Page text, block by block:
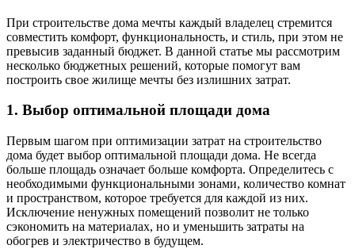
При строительстве дома мечты каждый владелец стремится
совместить комфорт, функциональность, и стиль, при этом не
превысив заданный бюджет. В данной статье мы рассмотрим
несколько бюджетных решений, которые помогут вам
построить свое жилище мечты без излишних затрат.
1. Выбор оптимальной площади дома
Первым шагом при оптимизации затрат на строительство
дома будет выбор оптимальной площади дома. Не всегда
больше площадь означает больше комфорта. Определитесь с
необходимыми функциональными зонами, количество комнат
и пространством, которое требуется для каждой из них.
Исключение ненужных помещений позволит не только
сэкономить на материалах, но и уменьшить затраты на
обогрев и электричество в будущем.